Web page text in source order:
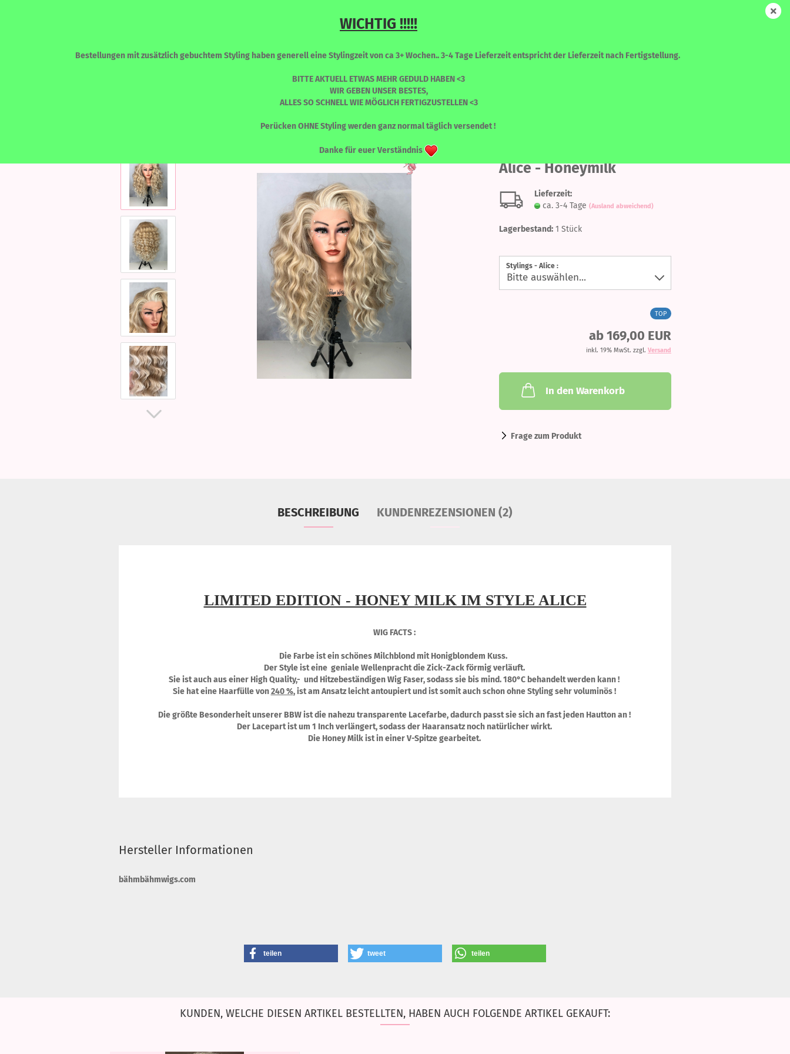
E-Mail
Passwort
Passwort vergessen?
0,00 EUR
WICHTIG !!!!!
Bestellungen mit zusätzlich gebuchtem Styling haben generell eine Stylingzeit von ca 3+ Wochen.. 3-4 Tage Lieferzeit entspricht der Lieferzeit nach Fertigstellung.
BITTE AKTUELL ETWAS MEHR GEDULD HABEN <3
WIR GEBEN UNSER BESTES,
ALLES SO SCHNELL WIE MÖGLICH FERTIGZUSTELLEN <3
Perücken OHNE Styling werden ganz normal täglich versendet !
Danke für euer Verständnis
LACEFRONT PERÜCKEN PERÜCKEN - FARBLICH SORTIERT WIMPERN
den
Alice - Honeymilk
Lieferzeit:
ca. 3-4 Tage (Ausland abweichend)
Lagerbestand: 1 Stück
Stylings - Alice :
TOP
ab 169,00 EUR
inkl. 19% MwSt. zzgl. Versand
In den Warenkorb
Frage zum Produkt
BESCHREIBUNG KUNDENREZENSIONEN (2)
LIMITED EDITION - HONEY MILK IM STYLE ALICE
WIG FACTS :
Die Farbe ist ein schönes Milchblond mit Honigblondem Kuss.
Der Style ist eine geniale Wellenpracht die Zick-Zack förmig verläuft.
Sie ist auch aus einer High Quality,- und Hitzebeständigen Wig Faser, sodass sie bis mind. 180°C behandelt werden kann !
Sie hat eine Haarfülle von240 %, ist am Ansatz leicht antoupiert und ist somit auch schon ohne Styling sehr voluminös !
Die größte Besonderheit unserer BBW ist die nahezu transparente Lacefarbe, dadurch passt sie sich an fast jeden Hautton an !
Der Lacepart ist um 1 Inch verlängert, sodass der Haaransatz noch natürlicher wirkt.
Die Honey Milk ist in einer V-Spitze gearbeitet.
Hersteller Informationen
bähmbähmwigs.com
teilen tweet teilen
KUNDEN, WELCHE DIESEN ARTIKEL BESTELLTEN, HABEN AUCH FOLGENDE ARTIKEL GEKAUFT: